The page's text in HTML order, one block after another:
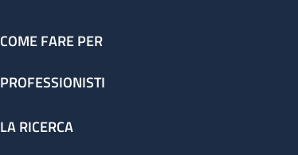
COME FARE PER
PROFESSIONISTI
LA RICERCA